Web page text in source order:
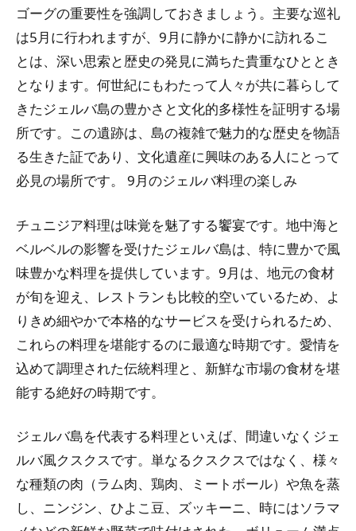
ゴーグの重要性を強調しておきましょう。主要な巡礼
は5月に行われますが、9月に静かに静かに訪れるこ
とは、深い思索と歴史の発見に満ちた貴重なひととき
となります。何世紀にもわたって人々が共に暮らして
きたジェルバ島の豊かさと文化的多様性を証明する場
所です。この遺跡は、島の複雑で魅力的な歴史を物語
る生きた証であり、文化遺産に興味のある人にとって
必見の場所です。 9月のジェルバ料理の楽しみ
チュニジア料理は味覚を魅了する饗宴です。地中海と
ベルベルの影響を受けたジェルバ島は、特に豊かで風
味豊かな料理を提供しています。9月は、地元の食材
が旬を迎え、レストランも比較的空いているため、よ
りきめ細やかで本格的なサービスを受けられるため、
これらの料理を堪能するのに最適な時期です。愛情を
込めて調理された伝統料理と、新鮮な市場の食材を堪
能する絶好の時期です。
ジェルバ島を代表する料理といえば、間違いなくジェ
ルバ風クスクスです。単なるクスクスではなく、様々
な種類の肉（ラム肉、鶏肉、ミートボール）や魚を蒸
し、ニンジン、ひよこ豆、ズッキーニ、時にはソラマ